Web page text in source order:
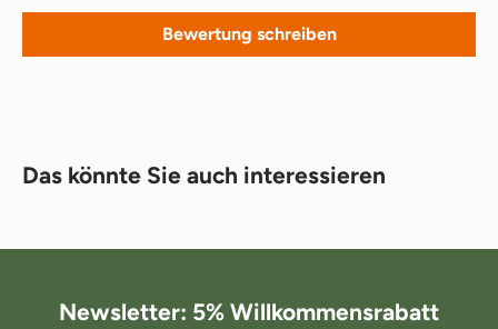
Bewertung schreiben
Das könnte Sie auch interessieren
Newsletter: 5% Willkommensrabatt